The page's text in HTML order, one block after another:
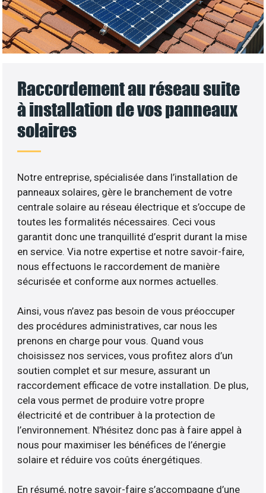
Raccordement au réseau suite
à installation de vos panneaux
solaires
Notre entreprise, spécialisée dans l’installation de
panneaux solaires, gère le branchement de votre
centrale solaire au réseau électrique et s’occupe de
toutes les formalités nécessaires. Ceci vous
garantit donc une tranquillité d’esprit durant la mise
en service. Via notre expertise et notre savoir-faire,
nous effectuons le raccordement de manière
sécurisée et conforme aux normes actuelles.
Ainsi, vous n’avez pas besoin de vous préoccuper
des procédures administratives, car nous les
prenons en charge pour vous. Quand vous
choisissez nos services, vous profitez alors d’un
soutien complet et sur mesure, assurant un
raccordement efficace de votre installation. De plus,
cela vous permet de produire votre propre
électricité et de contribuer à la protection de
l’environnement. N’hésitez donc pas à faire appel à
nous pour maximiser les bénéfices de l’énergie
solaire et réduire vos coûts énergétiques.
En résumé, notre savoir-faire s’accompagne d’une